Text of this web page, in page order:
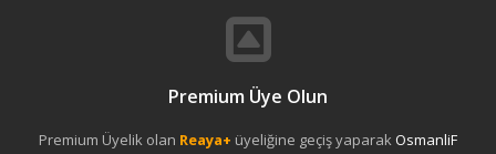
Premium Üye Olun
Premium Üyelik olan Reaya+ üyeliğine geçiş yaparakOsmanliF